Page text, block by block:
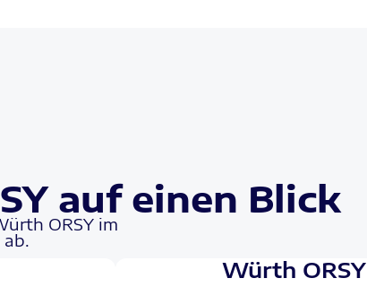
auf einen Blick
ORSY im
Würth ORSY